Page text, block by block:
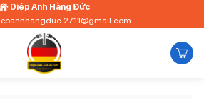
Diệp Anh Hàng Đức